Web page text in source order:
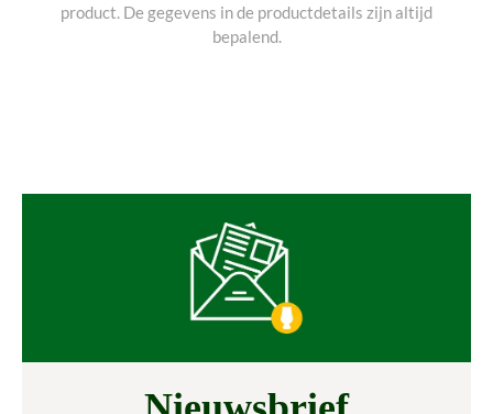
product. De gegevens in de productdetails zijn altijd
bepalend.